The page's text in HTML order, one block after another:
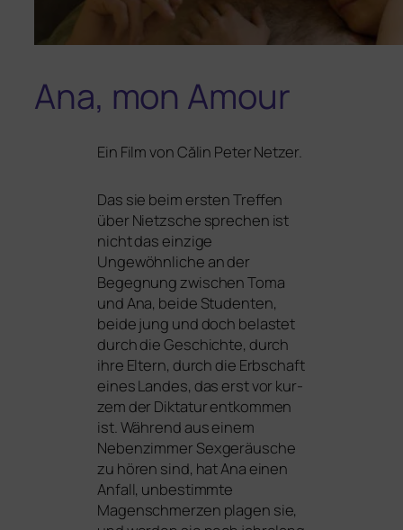
Ana, mon Amour
Ein Film von Călin Peter Netzer.
Das sie beim ers­ten Treffen
über Nietzsche spre­chen ist
nicht das ein­zi­ge
Ungewöhnliche an der
Begegnung zwi­schen Toma
und Ana, bei­de Studenten,
bei­de jung und doch belas­tet
durch die Geschichte, durch
ihre Eltern, durch die Erbschaft
eines Landes, das erst vor kur­
zem der Diktatur ent­kom­men
ist. Während aus einem
Nebenzimmer Sexgeräusche
zu hören sind, hat Ana einen
Anfall, unbe­stimm­te
Magenschmerzen pla­gen sie,